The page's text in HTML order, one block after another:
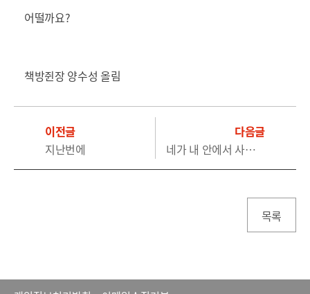
어떨까요?
책방쥔장 양수성 올림
다음글
네가 내 안에서 사는 거다. 하하하‘
이전글
지난번에
목록